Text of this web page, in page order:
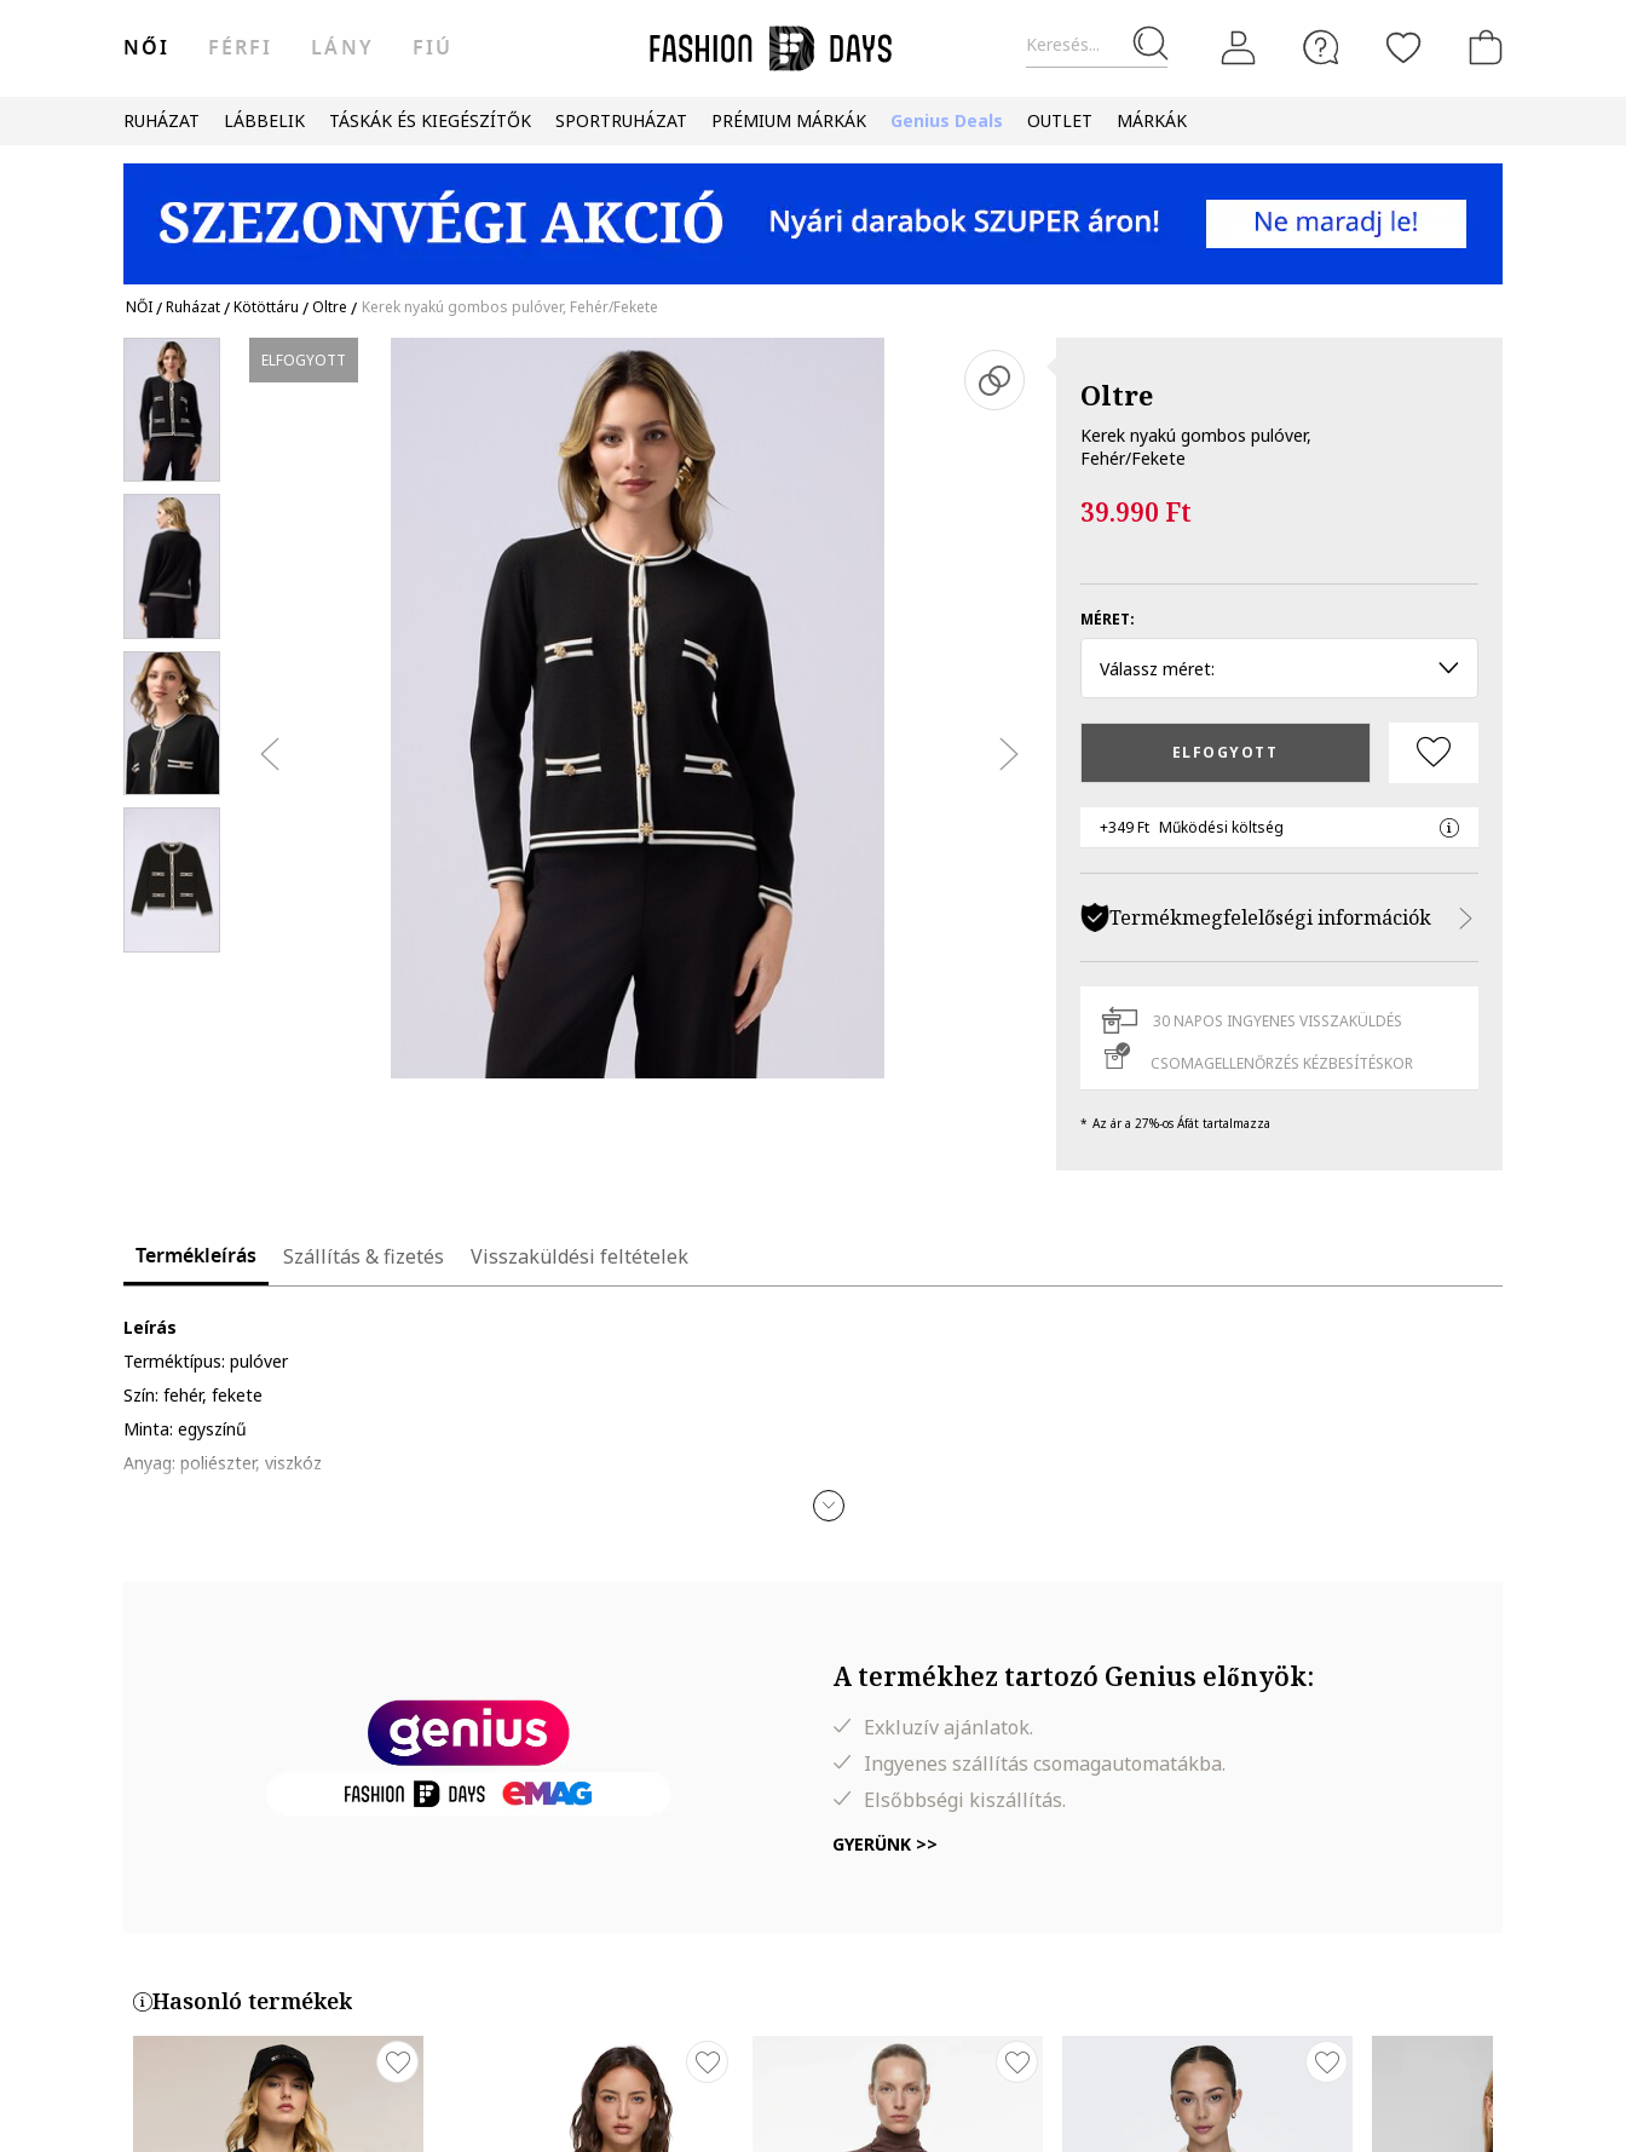
Keresés...
NŐI FÉRFI LÁNY FIÚ
RUHÁZAT LÁBBELIK TÁSKÁK ÉS KIEGÉSZÍTŐK SPORTRUHÁZAT PRÉMIUM MÁRKÁK Genius Deals OUTLET MÁRKÁK
NŐI/Ruházat/Kötöttáru /Oltre / Kerek nyakú gombos pulóver, Fehér/Fekete
ELFOGYOTT
Oltre
Kerek nyakú gombos pulóver,
Fehér/Fekete
39.990 Ft
MÉRET:
Válassz méret:
ELFOGYOTT
+349 Ft Működési költség
Termékmegfelelőségi információk
30 NAPOS INGYENES VISSZAKÜLDÉS
CSOMAGELLENŐRZÉS KÉZBESÍTÉSKOR
Az ár a 27%-os Áfát tartalmazza
Termékleírás Szállítás & fizetés Visszaküldési feltételek
Leírás
Terméktípus: pulóver
Szín: fehér, fekete
Minta: egyszínű
Anyag: poliészter, viszkóz
A termékhez tartozó Genius előnyök:
Exkluzív ajánlatok.
Ingyenes szállítás csomagautomatákba.
Elsőbbségi kiszállítás.
GYERÜNK >>
Hasonló termékek